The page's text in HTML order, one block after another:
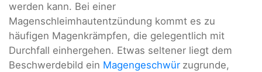
werden kann. Bei einer
Magenschleimhautentzündung kommt es zu
häufigen Magenkrämpfen, die gelegentlich mit
Durchfall einhergehen. Etwas seltener liegt dem
Beschwerdebild ein Magengeschwür zugrunde,